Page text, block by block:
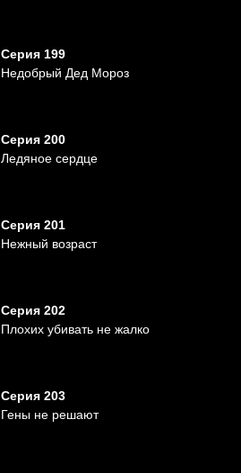
Серия 199
Недобрый Дед Мороз
Серия 200
Ледяное сердце
Серия 201
Нежный возраст
Серия 202
Плохих убивать не жалко
Серия 203
Гены не решают